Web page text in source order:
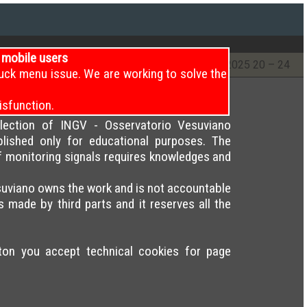
users
menu issue. We are working to solve the
of INGV - Osservatorio Vesuviano
only for educational purposes. The
signals requires knowledges and
owns the work and is not accountable
made by third parts and it reserves all the
you accept technical cookies for page
12 – 16 /11/2025 20 – 24